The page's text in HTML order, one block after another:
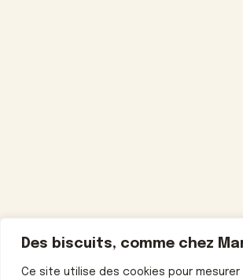
Des biscuits, comme chez
Ce site utilise des cookies pour mesurer